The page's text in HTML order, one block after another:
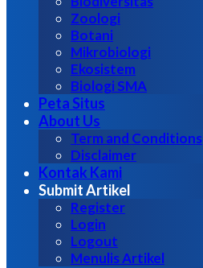
Zoologi
Botani
Mikrobiologi
Ekosistem
Biologi SMA
Peta Situs
About Us
Term and Conditions
Disclaimer
Kontak Kami
Submit Artikel
Register
Login
Logout
Menulis Artikel